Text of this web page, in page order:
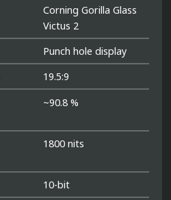
Corning Gorilla Glass
Victus 2
Punch hole display
19.5:9
~90.8 %
1800 nits
10-bit